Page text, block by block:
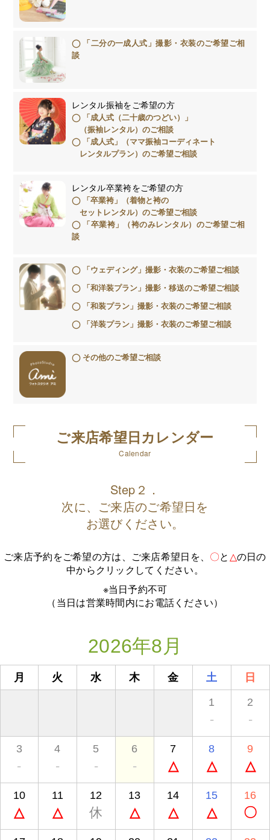
「二分の一成人式」撮影・衣装のご希望ご相
談
レンタル振袖をご希望の方
「成人式（二十歳のつどい）」
（振袖レンタル）のご相談
「成人式」（ママ振袖コーディネート
レンタルプラン）のご希望ご相談
レンタル卒業袴をご希望の方
「卒業袴」（着物と袴の
セットレンタル）のご希望ご相談
「卒業袴」（袴のみレンタル）のご希望ご相
談
「ウェディング」撮影・衣装のご希望ご相談
「和洋装プラン」撮影・移送のご希望ご相談
「和装プラン」撮影・衣装のご希望ご相談
「洋装プラン」撮影・衣装のご希望ご相談
その他のご希望ご相談
ご来店希望日カレンダー
Calendar
Step２．
次に、ご来店のご希望日を
お選びください。
ご来店予約をご希望の方は、ご来店希望日を、 〇と △の日の
中からクリックしてください。
※当日予約不可
（当日は営業時間内にお電話ください）
2026年8月
月 火 水 木 金 土 日
1
-
2
-
3
-
4
-
5
-
6
-
7
△
8
△
9
△
10
△
11
△
12
休
13
△
14
△
15
△
16
〇